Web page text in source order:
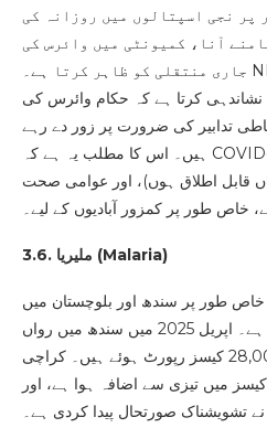
پر نجی اسپتالوں میں روزانہ کی
آنا، کمیونٹی میں وائرس کی
جاری منتقلی کو ظاہر کرتا ہے۔ NIH کی جانب سے نئے ویرینٹس پر
نشاندہی کرتا ہے کہ حکام وائرس کی
تدابیر کی ضرورت پر زور دے رہے
ہیں۔ اس کا مطلب یہ ہے کہ COVID-19 کے لیے مسلسل نگرانی،
قابل اطلاق ہوں)، اور عوامی صحت
خاص طور پر کمزور آبادیوں کے لیے۔
3.6. ملیریا (Malaria)
خاص طور پر سندھ اور بلوچستان میں
ایک اہم عوامی صحت کا مسئلہ ہے۔ اپریل 2025 میں سندھ میں رواں
برس اب تک ملیریا کے 28,002 کیسز رپورٹ ہوئے ہیں۔ کراچی
میں تیزی سے اضافہ ہوا ہے، اور
نے تشویشناک صورتحال پیدا کردی ہے۔